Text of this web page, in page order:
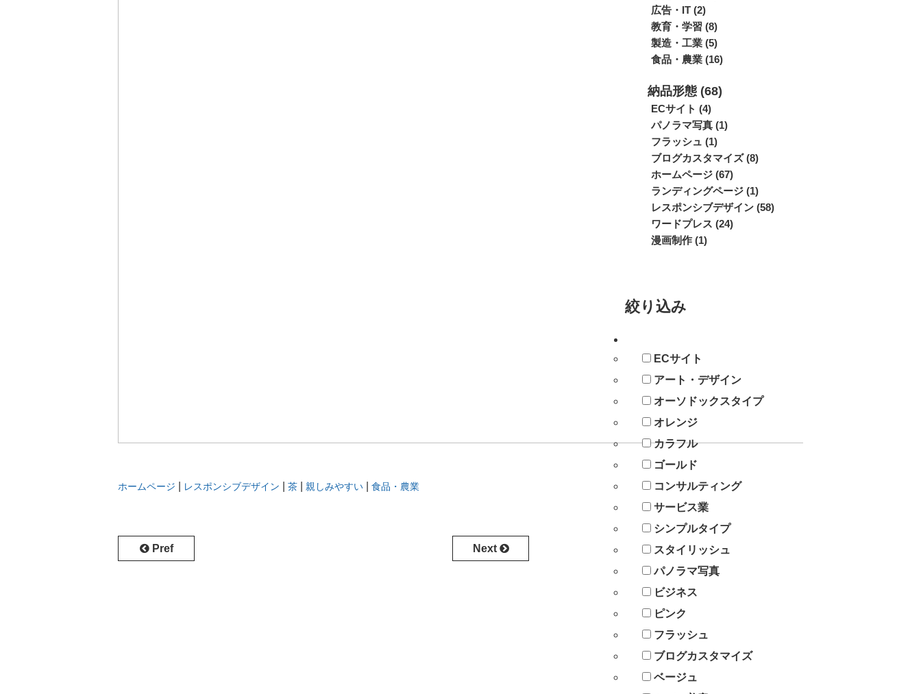
ホームページ レスポンシブデザイン 茶 親しみやすい 食品・農業
Pref Next
広告・IT (2)
教育・学習 (8)
製造・工業 (5)
食品・農業 (16)
納品形態 (68)
ECサイト (4)
パノラマ写真 (1)
フラッシュ (1)
ブログカスタマイズ (8)
ホームページ (67)
ランディングページ (1)
レスポンシブデザイン (58)
ワードプレス (24)
漫画制作 (1)
絞り込み
ECサイト
アート・デザイン
オーソドックスタイプ
オレンジ
カラフル
ゴールド
コンサルティング
サービス業
シンプルタイプ
スタイリッシュ
パノラマ写真
ビジネス
ピンク
フラッシュ
ブログカスタマイズ
ベージュ